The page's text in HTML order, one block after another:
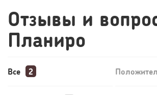
Отзывы и
Планиро
Все